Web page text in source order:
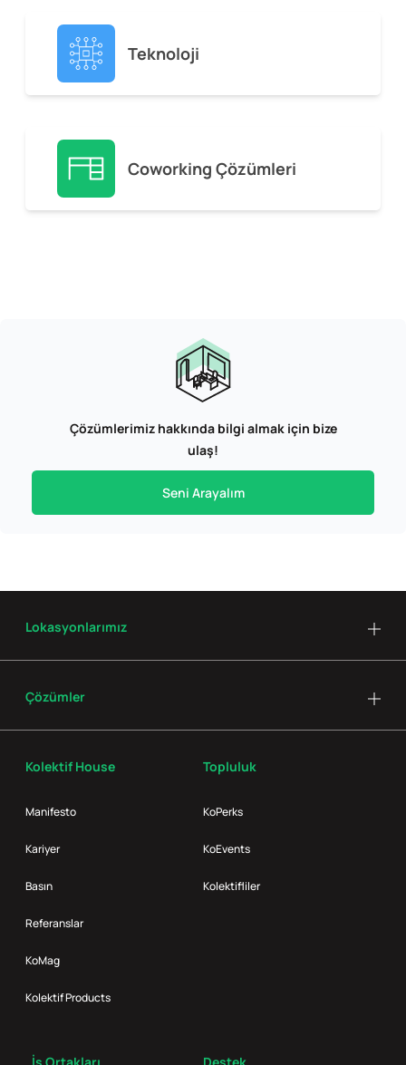
Teknoloji
Coworking Çözümleri
Çözümlerimiz hakkında bilgi almak için bize
ulaş!
Seni Arayalım
Kolektif House
Manifesto
Kariyer
Basın
Referanslar
KoMag
Kolektif Products
Topluluk
KoPerks
KoEvents
Kolektifliler
Lokasyonlarımız
Çözümler